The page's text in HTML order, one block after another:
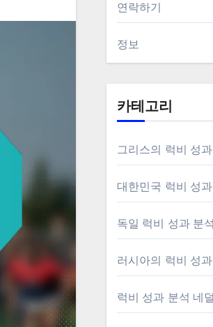
연락하기
정보
카테고리
그리스의 럭비 성
대한민국 럭비 성
독일 럭비 성과 분석
러시아의 럭비 성
럭비 성과 분석 네